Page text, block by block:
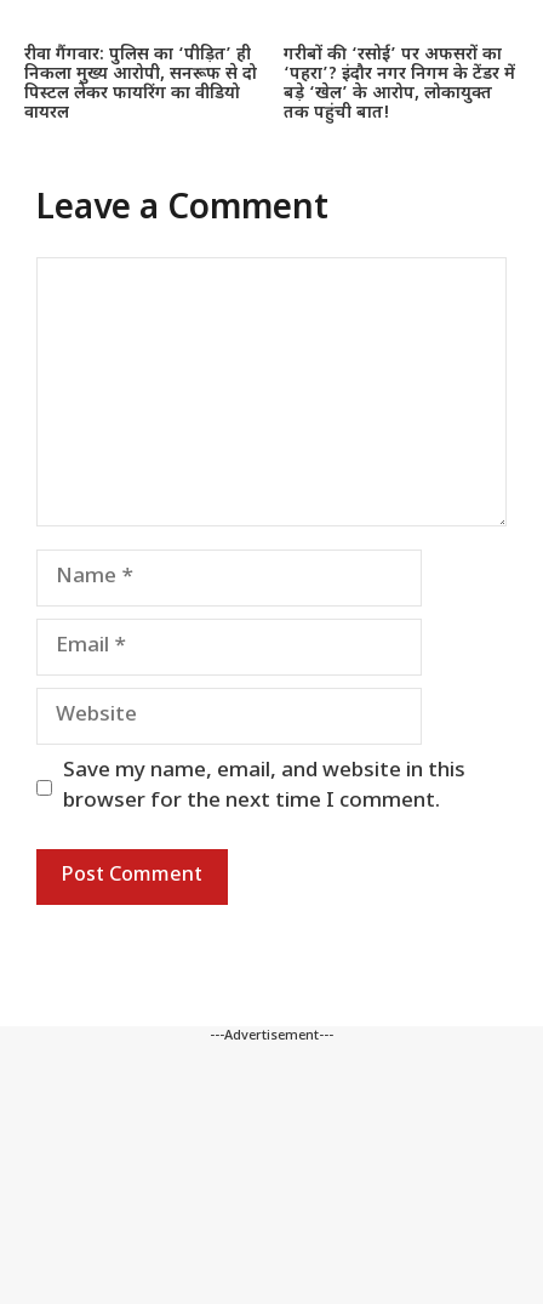
रीवा गैंगवार: पुलिस का ‘पीड़ित’ ही
निकला मुख्य आरोपी, सनरूफ से दो
पिस्टल लेकर फायरिंग का वीडियो
वायरल
गरीबों की ‘रसोई’ पर अफसरों का
‘पहरा’? इंदौर नगर निगम के टेंडर में
बड़े ‘खेल’ के आरोप, लोकायुक्त
तक पहुंची बात!
Leave a Comment
Name
Email
Website
Save my name, email, and website in this
browser for the next time I comment.
---Advertisement---